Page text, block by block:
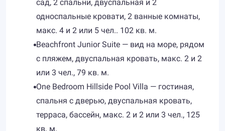
сад, 2 спальни, двуспальная и 2
односпальные кровати, 2 ванные комнаты,
макс. 4 и 2 или 5 чел.. 102 кв. м.
Beachfront Junior Suite — вид на море, рядом
с пляжем, двуспальная кровать, макс. 2 и 2
или 3 чел., 79 кв. м.
One Bedroom Hillside Pool Villa — гостиная,
спальня с дверью, двуспальная кровать,
терраса, бассейн, макс. 2 и 2 или 3 чел., 125
кв. м.